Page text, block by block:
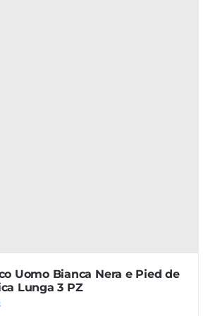
Uomo Bianca Nera e Pied de
Lunga 3 PZ